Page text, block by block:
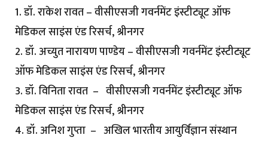
1. डॉ. राकेश रावत – वीसीएसजी गवर्नमेंट इंस्टीट्यूट ऑफ
मेडिकल साइंस एंड रिसर्च, श्रीनगर
2. डॉ. अच्युत नारायण पाण्डेय – वीसीएसजी गवर्नमेंट इंस्टीट्यूट
ऑफ मेडिकल साइंस एंड रिसर्च, श्रीनगर
3. डॉ. विनिता रावत – वीसीएसजी गवर्नमेंट इंस्टीट्यूट ऑफ
मेडिकल साइंस एंड रिसर्च, श्रीनगर
4. डॉ. अनिश गुप्ता – अखिल भारतीय आयुर्विज्ञान संस्थान